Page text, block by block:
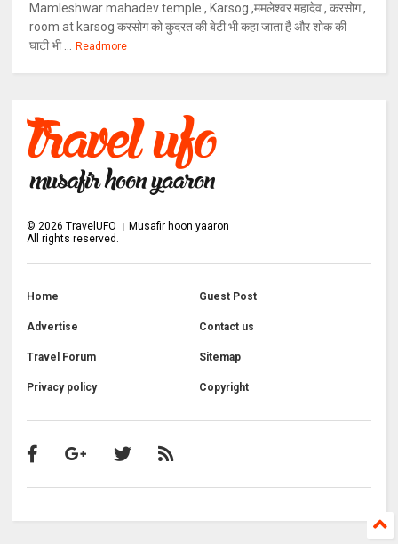
Mamleshwar mahadev temple , Karsog ,ममलेश्वर महादेव , करसोग ,
room at karsog करसोग को कुदरत की बेटी भी कहा जाता है और शोक की
घाटी भी ...
Readmore
©2026 TravelUFO । Musafir hoon yaaron
All rights reserved.
Home Guest Post
Advertise Contact us
Travel Forum Sitemap
Privacy policy Copyright